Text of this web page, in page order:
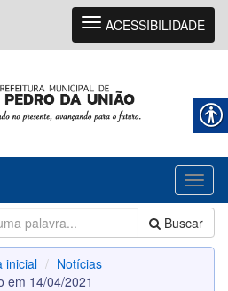
Navegação
ACESSIBILIDADE
Buscar
inicial
Notícias
em 14/04/2021